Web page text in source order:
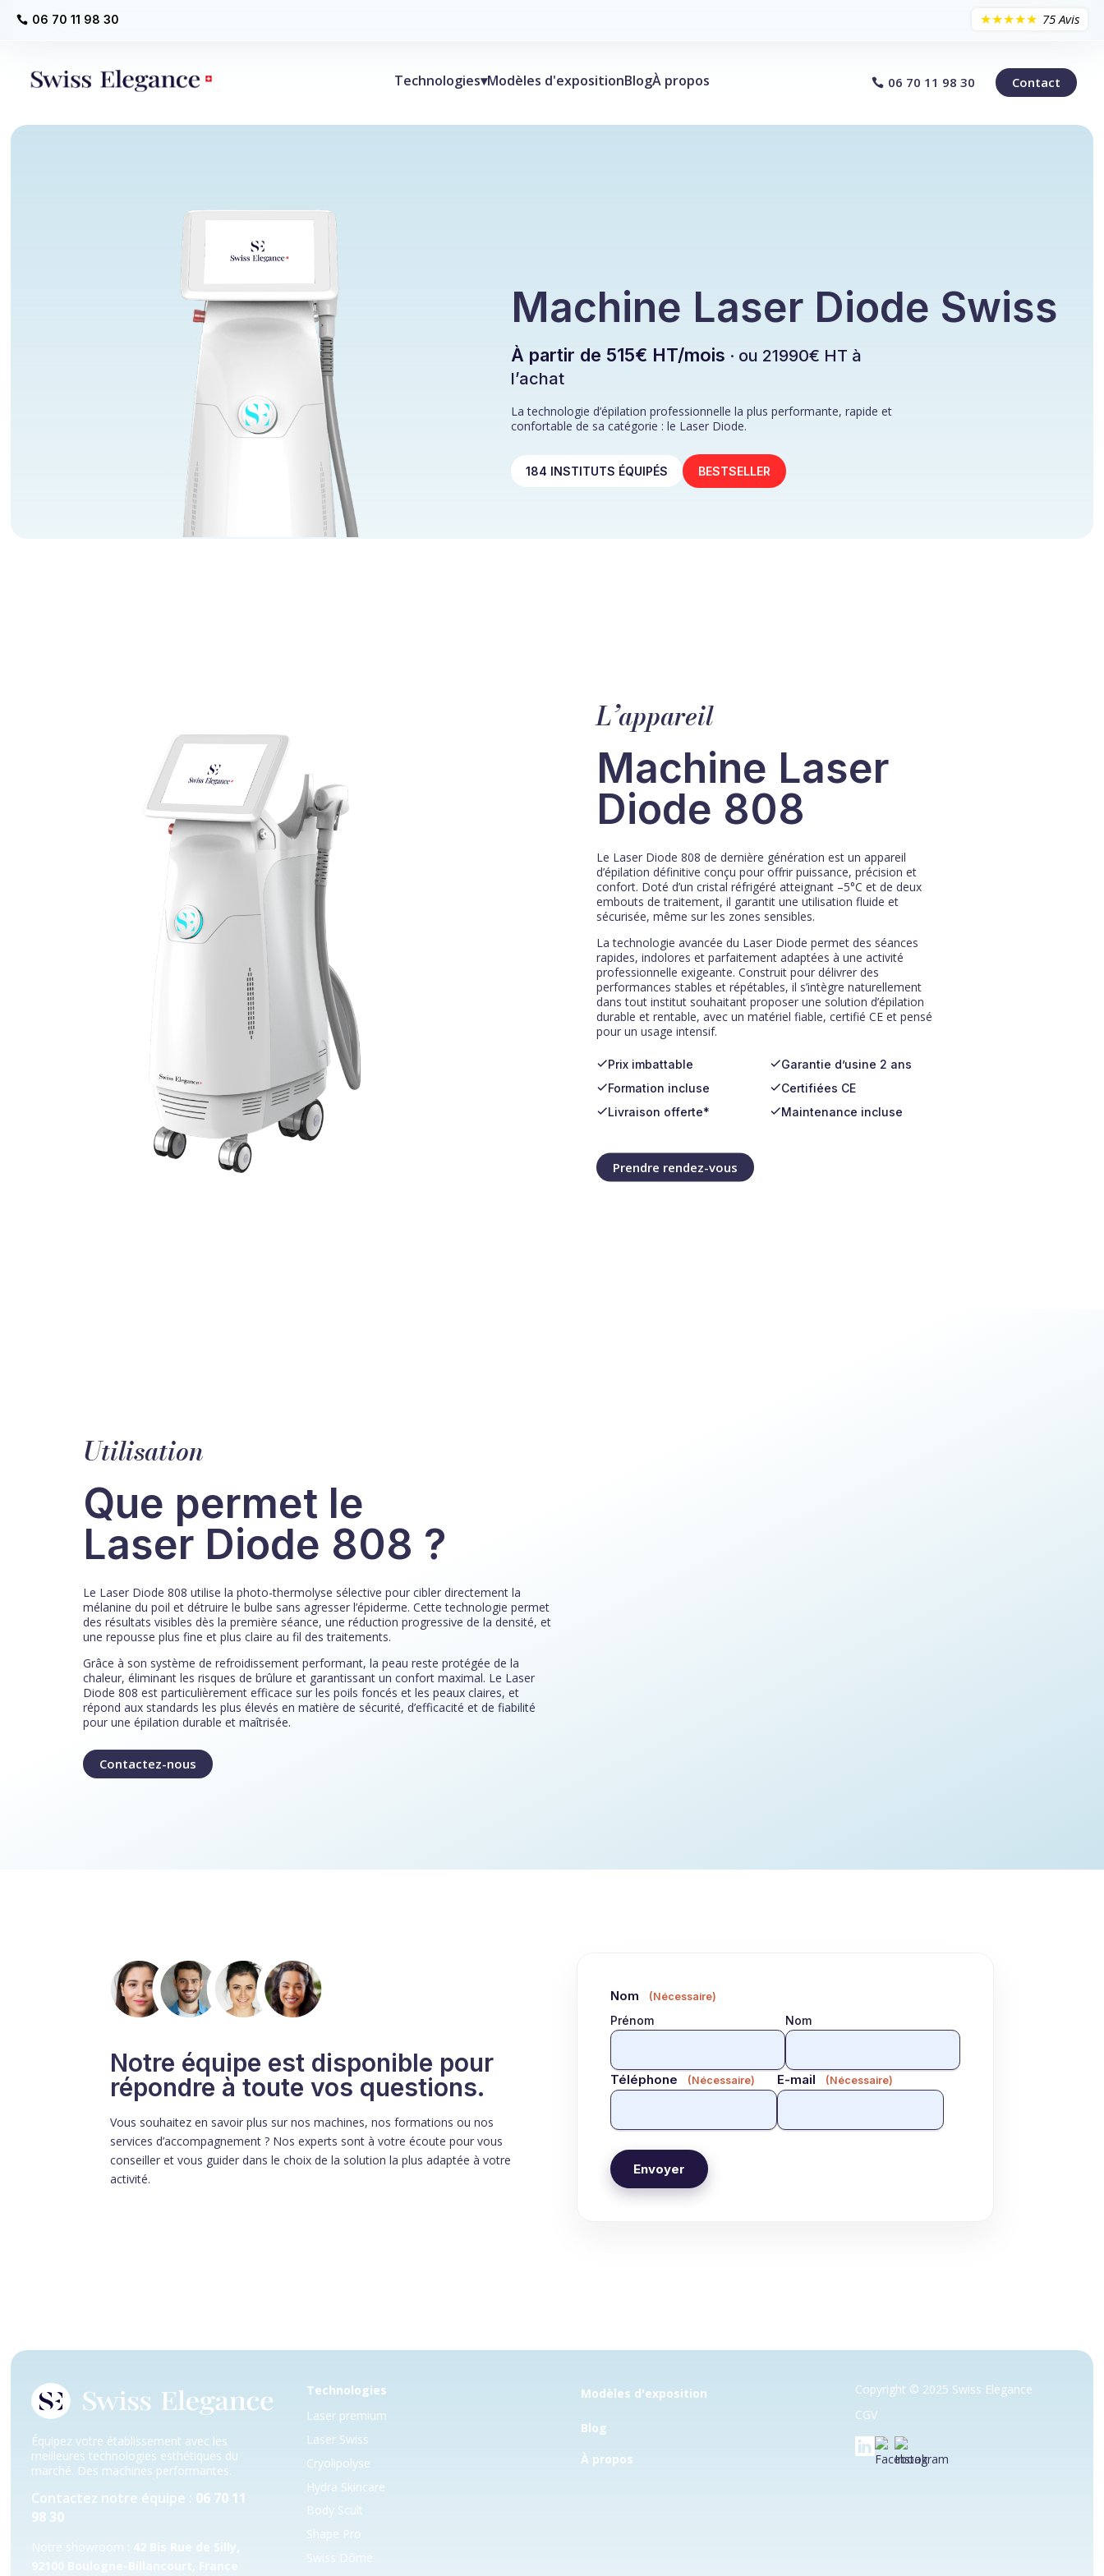
 06 70 11 98 30 ★★★★★ 75 Avis
Technologies▾Modèles d'expositionBlogÀ propos 06 70 11 98 30 Contact
Machine Laser Diode Swiss
À partir de 515€ HT/mois · ou 21990€ HT à
l’achat
La technologie d’épilation professionnelle la plus performante, rapide et
confortable de sa catégorie : le Laser Diode.
184 INSTITUTS ÉQUIPÉS BESTSELLER
L’appareil
Machine Laser
Diode 808
Le Laser Diode 808 de dernière génération est un appareil
d’épilation définitive conçu pour offrir puissance, précision et
confort. Doté d’un cristal réfrigéré atteignant –5°C et de deux
embouts de traitement, il garantit une utilisation fluide et
sécurisée, même sur les zones sensibles.
La technologie avancée du Laser Diode permet des séances
rapides, indolores et parfaitement adaptées à une activité
professionnelle exigeante. Construit pour délivrer des
performances stables et répétables, il s’intègre naturellement
dans tout institut souhaitant proposer une solution d’épilation
durable et rentable, avec un matériel fiable, certifié CE et pensé
pour un usage intensif.
Prix imbattable
Garantie d’usine 2 ans
Formation incluse
Certifiées CE
Livraison offerte*
Maintenance incluse
Prendre rendez-vous
Utilisation
Que permet le
Laser Diode 808 ?
Le Laser Diode 808 utilise la photo-thermolyse sélective pour cibler directement la
mélanine du poil et détruire le bulbe sans agresser l’épiderme. Cette technologie permet
des résultats visibles dès la première séance, une réduction progressive de la densité, et
une repousse plus fine et plus claire au fil des traitements.
Grâce à son système de refroidissement performant, la peau reste protégée de la
chaleur, éliminant les risques de brûlure et garantissant un confort maximal. Le Laser
Diode 808 est particulièrement efficace sur les poils foncés et les peaux claires, et
répond aux standards les plus élevés en matière de sécurité, d’efficacité et de fiabilité
pour une épilation durable et maîtrisée.
Contactez-nous
Notre équipe est disponible pour
répondre à toute vos questions.
Vous souhaitez en savoir plus sur nos machines, nos formations ou nos
services d’accompagnement ? Nos experts sont à votre écoute pour vous
conseiller et vous guider dans le choix de la solution la plus adaptée à votre
activité.
Nom (Nécessaire)
Prénom Nom
Téléphone (Nécessaire) E-mail (Nécessaire)
Envoyer
Alternative:
Équipez votre établissement avec les
meilleures technologies esthétiques du
marché. Des machines performantes.
Contactez notre équipe : 06 70 11
98 30
Notre showroom : 42 Bis Rue de Silly,
92100 Boulogne-Billancourt, France
Technologies
Laser premium
Laser Swiss
Cryolipolyse
Hydra Skincare
Body Scult
Shape Pro
Swiss Dôme
Modèles d'exposition
Blog
À propos
Copyright © 2025 Swiss Elegance
CGV